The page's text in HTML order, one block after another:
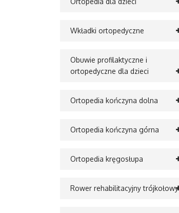
Wkładki ortopedyczne
Obuwie profilaktyczne i
ortopedyczne dla dzieci
Ortopedia kończyna dolna
Ortopedia kończyna górna
Ortopedia kręgosłupa
Rower rehabilitacyjny trójkołowy